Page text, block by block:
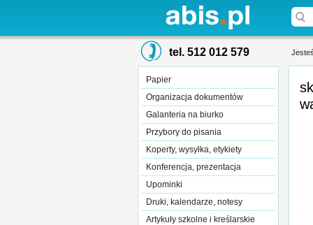
tel. 512 012 579
Papier
Organizacja dokumentów
Galanteria na biurko
Przybory do pisania
Koperty, wysyłka, etykiety
Konferencja, prezentacja
Upominki
Druki, kalendarze, notesy
Artykuły szkolne i kreślarskie